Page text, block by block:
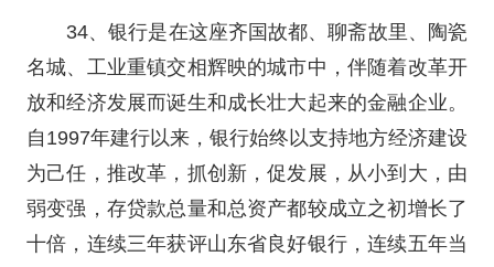
34、银行是在这座齐国故都、聊斋故里、陶瓷
名城、工业重镇交相辉映的城市中，伴随着改革开
放和经济发展而诞生和成长壮大起来的金融企业。
自1997年建行以来，银行始终以支持地方经济建设
为己任，推改革，抓创新，促发展，从小到大，由
弱变强，存贷款总量和总资产都较成立之初增长了
十倍，连续三年获评山东省良好银行，连续五年当